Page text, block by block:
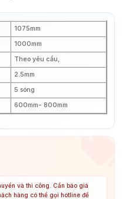
1075mm
1000mm
Theo yêu cầu,
2.5mm
5 sóng
600mm- 800mm
và thi công. Cần báo giá
hàng có thể gọi hotline để